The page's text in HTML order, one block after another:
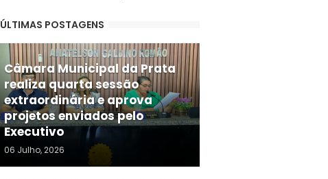
ÚLTIMAS POSTAGENS
Câmara Municipal da Prata
realiza quarta sessão
extraordinária e aprova
projetos enviados pelo
Executivo
06 Julho, 2026